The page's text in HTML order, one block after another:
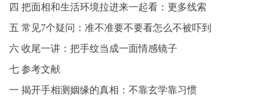
四 把面相和生活环境拉进来一起看：更多线索
五 常见7个疑问：准不准要不要看怎么不被吓到
六 收尾一讲：把手纹当成一面情感镜子
七 参考文献
一 揭开手相测姻缘的真相：不靠玄学靠习惯